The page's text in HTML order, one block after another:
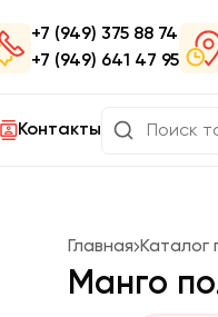
+7 (949) 375 88 74
+7 (949) 641 47 95
Контакты
Главная Каталог
Манго